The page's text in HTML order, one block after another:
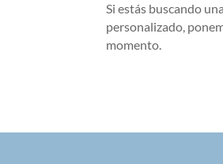
Si estás buscando
personalizado,
momento.